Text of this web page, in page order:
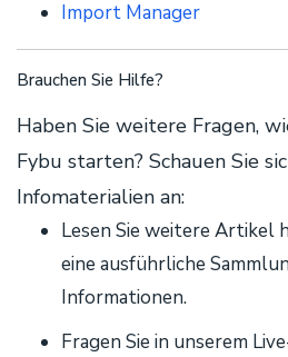
Import Manager
Brauchen Sie Hilfe?
Haben Sie weitere Fragen,
Fybu starten? Schauen Sie
Infomaterialien an:
Lesen Sie weitere Artikel
eine ausführliche
Informationen.
Fragen Sie in unserem